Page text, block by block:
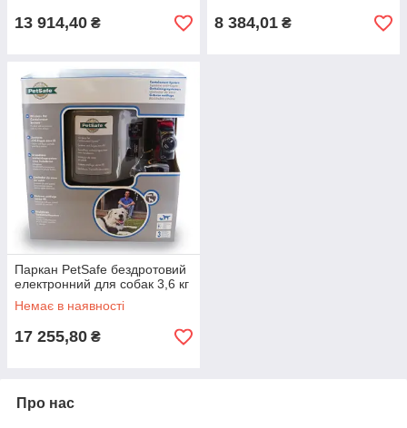
13 914,40 ₴ 8 384,01 ₴
Паркан PetSafe бездротовий
електронний для собак 3,6 кг
Немає в наявності
17 255,80 ₴
Про нас